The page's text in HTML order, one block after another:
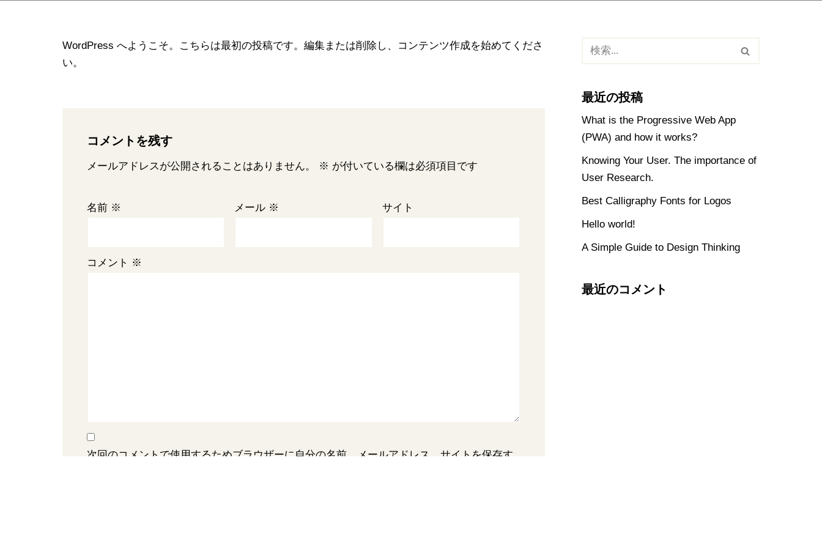
WordPress へようこそ。こちらは最初の投稿です。編集または削除し、コンテンツ作成を始めてくださ
い。
コメントを残す
メールアドレスが公開されることはありません。 ※ が付いている欄は必須項目です
名前 ※ メール ※ サイト
コメント ※
次回のコメントで使用するためブラウザーに自分の名前、メールアドレス、サイトを保存す
最近の投稿
What is the Progressive Web App
(PWA) and how it works?
Knowing Your User. The importance of
User Research.
Best Calligraphy Fonts for Logos
Hello world!
A Simple Guide to Design Thinking
最近のコメント